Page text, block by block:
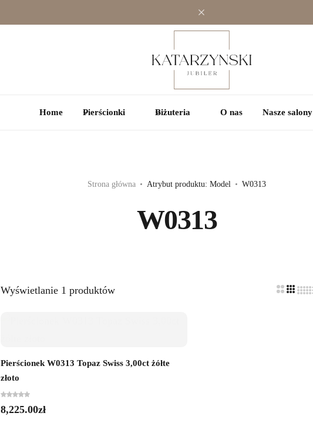
Home Pierścionki Biżuteria O nas Nasze salony
Strona główna Atrybut produktu: Model W0313
W0313
Wyświetlanie 1 produktów
Pierścionek W0313 Topaz Swiss 3,00ct żółte
złoto
8,225.00zł